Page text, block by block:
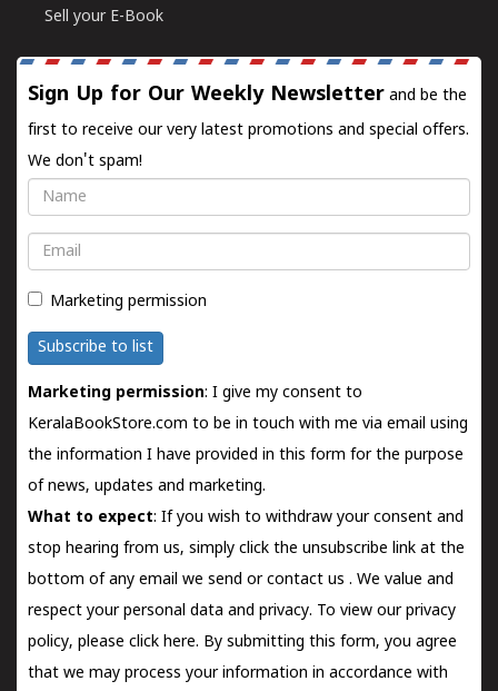
Sell your E-Book
Sign Up for Our Weekly Newsletter and be the
first to receive our very latest promotions and special offers.
We don't spam!
Name
Email
Marketing permission
Subscribe to list
Marketing permission: I give my consent to
KeralaBookStore.com to be in touch with me via email using
the information I have provided in this form for the purpose
of news, updates and marketing.
What to expect: If you wish to withdraw your consent and
stop hearing from us, simply click the unsubscribe link at the
bottom of any email we send orcontact us . We value and
respect your personal data and privacy. To view our privacy
policy, please click here. By submitting this form, you agree
that we may process your information in accordance with